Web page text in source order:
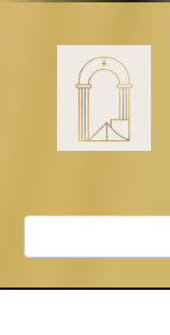
Поиск: